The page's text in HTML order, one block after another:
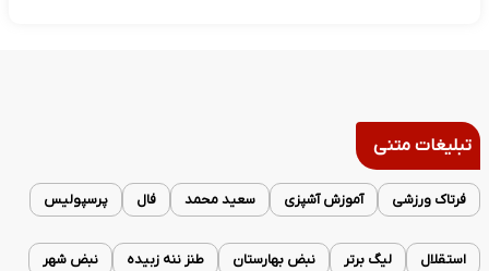
تبلیغات متنی
فرتاک ورزشی آموزش آشپزی سعید محمد فال پرسپولیس
استقلال لیگ برتر نبض بهارستان طنز ننه زبیده نبض شهر